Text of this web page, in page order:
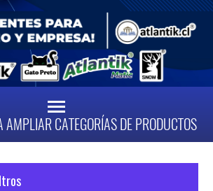
CATEGORÍAS DE PRODUCTOS